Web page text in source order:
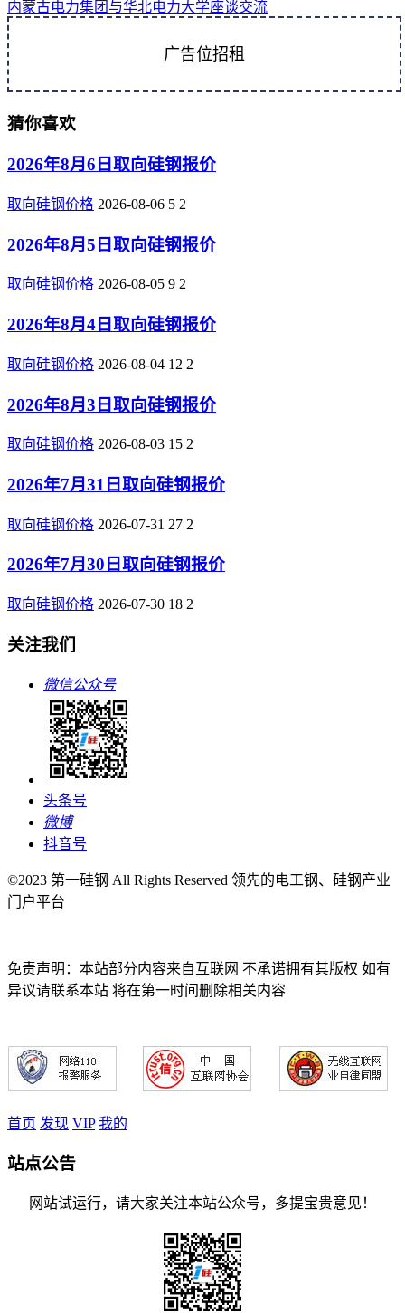
内蒙古电力集团与华北电力大学座谈交流
广告位招租
猜你喜欢
2026年8月6日取向硅钢报价
取向硅钢价格 2026-08-06 5 2
2026年8月5日取向硅钢报价
取向硅钢价格 2026-08-05 9 2
2026年8月4日取向硅钢报价
取向硅钢价格 2026-08-04 12 2
2026年8月3日取向硅钢报价
取向硅钢价格 2026-08-03 15 2
2026年7月31日取向硅钢报价
取向硅钢价格 2026-07-31 27 2
2026年7月30日取向硅钢报价
取向硅钢价格 2026-07-30 18 2
关注我们
微信公众号
头条号
微博
抖音号
©2023 第一硅钢 All Rights Reserved 领先的电工钢、硅钢产业
门户平台
免责声明：本站部分内容来自互联网 不承诺拥有其版权 如有
异议请联系本站 将在第一时间删除相关内容
首页 发现 VIP 我的
站点公告
网站试运行，请大家关注本站公众号，多提宝贵意见！